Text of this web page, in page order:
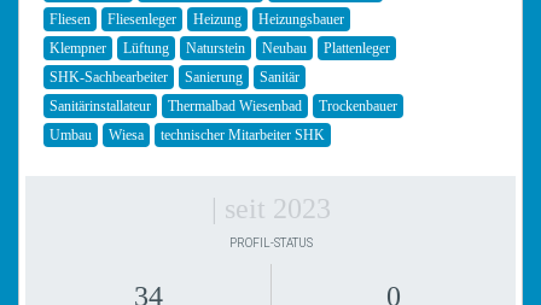
Fliesen
Fliesenleger Heizung
Heizungsbauer
Klempner
Lüftung Naturstein Neubau
Plattenleger
SHK-Sachbearbeiter
Sanierung
Sanitär
Sanitärinstallateur
Thermalbad Wiesenbad
Trockenbauer
Umbau
Wiesa technischer Mitarbeiter SHK
| seit 2023
PROFIL-STATUS
34 0